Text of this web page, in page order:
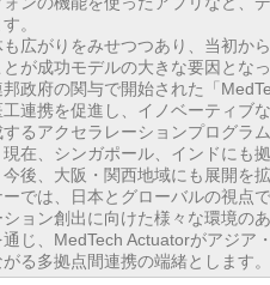
。
広がりをみせつつあり、当初か
が成功モデルの大きな要因となっ
政府の関与で開始された「
連携を促進し、イノベーティブ
するアクセラレーションプログラ
在、シンガポール、インドにも
後、大阪・関西地域にも展開を
では、日本とグローバルの視点
ョン創出に向けた様々な環境の
じ、MedTech Actuatorがアジア
る多拠点間連携の端緒とします。